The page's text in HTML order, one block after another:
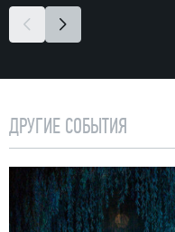
ДРУГИЕ СОБЫТИЯ